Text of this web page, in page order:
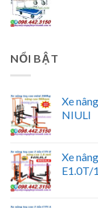
NỔI BẬT
Xe
NIULI
Xe
E1.0T/